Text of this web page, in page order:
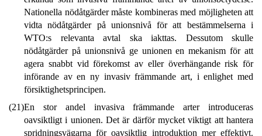
Nationella nödåtgärder måste kombineras med möjligheten att
vidta nödåtgärder på unionsnivå för att bestämmelserna i
WTO:s relevanta avtal ska iakttas. Dessutom skulle
nödåtgärder på unionsnivå ge unionen en mekanism för att
agera snabbt vid förekomst av eller överhängande risk för
införande av en ny invasiv främmande art, i enlighet med
försiktighetsprincipen.
(21)En stor andel invasiva främmande arter introduceras
oavsiktligt i unionen. Det är därför mycket viktigt att hantera
spridningsvägarna för oavsiktlig introduktion mer effektivt.